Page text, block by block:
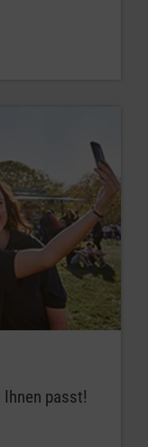
Ihnen passt!